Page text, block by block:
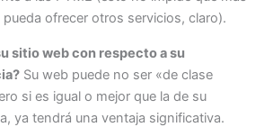
ofrecer otros servicios, claro).
sitio web con respecto a su
Su web puede no ser «de clase
si es igual o mejor que la de su
ya tendrá una ventaja significativa.